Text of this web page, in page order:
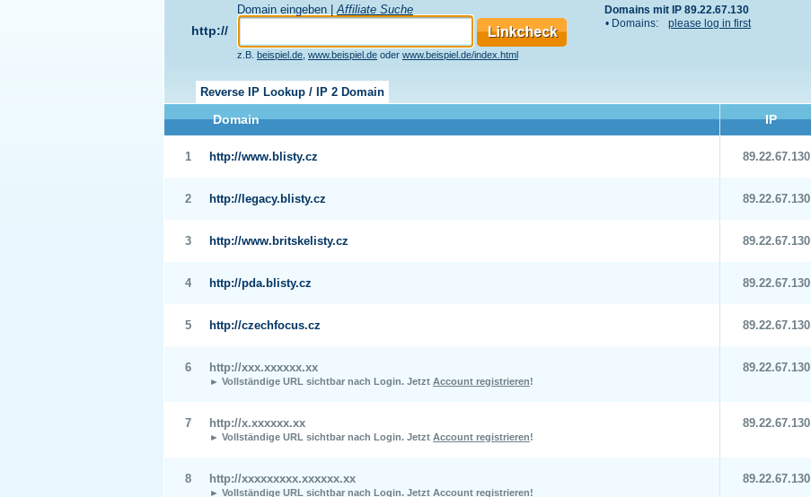
Domain eingeben | Affiliate Suche
http://
z.B. beispiel.de www.beispiel.de oder www.beispiel.de/index.html
Domains mit IP 89.22.67.130
• Domains:
please log in first
Reverse IP Lookup / IP 2 Domain
Domain IP
1 http://www.blisty.cz 89.22.67.130
2 http://legacy.blisty.cz 89.22.67.130
3 http://www.britskelisty.cz 89.22.67.130
4 http://pda.blisty.cz 89.22.67.130
5 http://czechfocus.cz 89.22.67.130
6 http://xxx.xxxxxx.xx
► Vollständige URL sichtbar nach Login. Jetzt Account registrieren!
89.22.67.130
7 http://x.xxxxxx.xx
► Vollständige URL sichtbar nach Login. Jetzt Account registrieren!
89.22.67.130
8 http://xxxxxxxxx.xxxxxx.xx
► Vollständige URL sichtbar nach Login. Jetzt Account registrieren!
89.22.67.130